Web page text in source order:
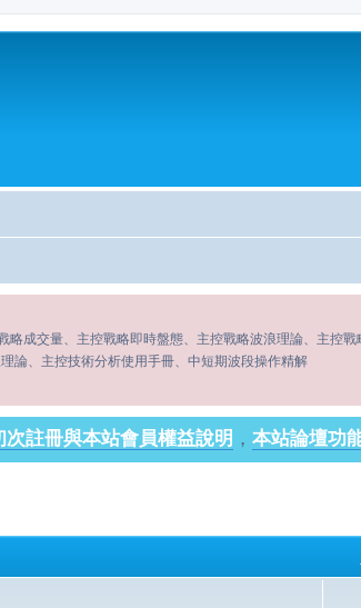
略成交量、主控戰略即時盤態、主控戰略波浪理論、主控戰
論、主控技術分析使用手冊、中短期波段操作精解
次註冊與本站會員權益說明 ， 本站論壇功